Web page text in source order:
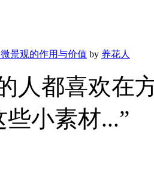
微景观的作用与价值 by 养花人
人都喜欢在
小素材...”